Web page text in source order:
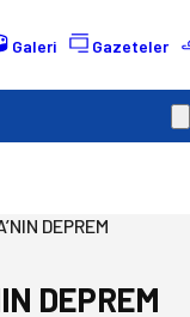
Galeri Gazeteler
DEPREM
DEPREM